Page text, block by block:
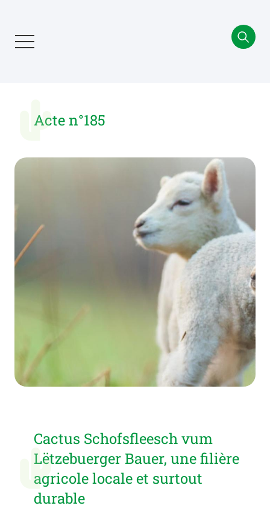
principalActe n°185
Cactus Schofsfleesch vum
Lëtzebuerger Bauer, une filière
agricole locale et surtout
durable